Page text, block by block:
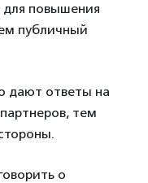
для повышения
публичный
дают ответы на
тем
о